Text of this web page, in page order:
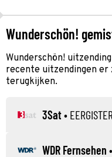
Wunderschön!
Wunderschön!
recente uitzendingen er
terugkijken.
3Sat•
WDR Fernsehen •